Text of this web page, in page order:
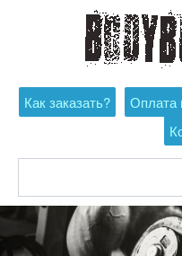
Как заказать? Оплата